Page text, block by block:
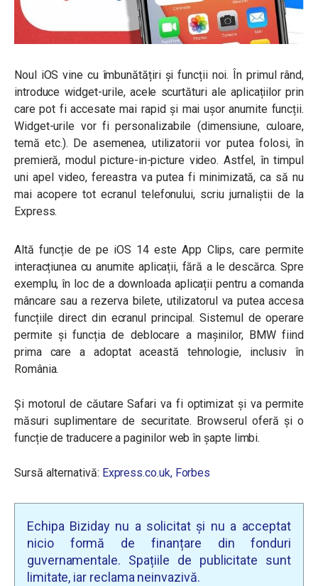
Noul iOS vine cu îmbunătățiri și funcții noi. În primul rând,
introduce widget-urile, acele scurtături ale aplicațiilor prin
care pot fi accesate mai rapid și mai ușor anumite funcții.
Widget-urile vor fi personalizabile (dimensiune, culoare,
temă etc.). De asemenea, utilizatorii vor putea folosi, în
premieră, modul picture-in-picture video. Astfel, în timpul
uni apel video, fereastra va putea fi minimizată, ca să nu
mai acopere tot ecranul telefonului, scriu jurnaliștii de la
Express.
Altă funcție de pe iOS 14 este App Clips, care permite
interacțiunea cu anumite aplicații, fără a le descărca. Spre
exemplu, în loc de a downloada aplicații pentru a comanda
mâncare sau a rezerva bilete, utilizatorul va putea accesa
funcțiile direct din ecranul principal. Sistemul de operare
permite și funcția de deblocare a mașinilor, BMW fiind
prima care a adoptat această tehnologie, inclusiv în
România.
Și motorul de căutare Safari va fi optimizat și va permite
măsuri suplimentare de securitate. Browserul oferă și o
funcție de traducere a paginilor web în șapte limbi.
Sursă alternativă: Express.co.uk, Forbes
Echipa Biziday nu a solicitat și nu a acceptat
nicio formă de finanțare din fonduri
guvernamentale. Spațiile de publicitate sunt
limitate, iar reclama neinvazivă.